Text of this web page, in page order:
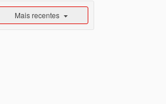
Mais recentes